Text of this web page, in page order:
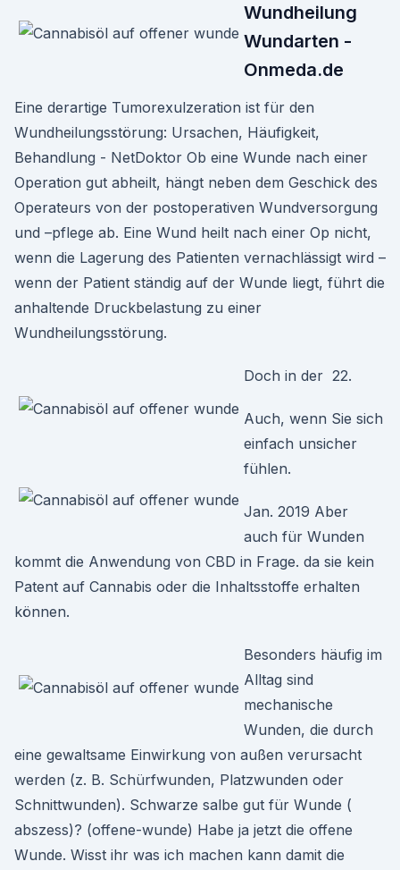
Wundheilung
Wundarten -
Onmeda.de
Eine derartige Tumorexulzeration ist für den
Wundheilungsstörung: Ursachen, Häufigkeit,
Behandlung - NetDoktor Ob eine Wunde nach einer
Operation gut abheilt, hängt neben dem Geschick des
Operateurs von der postoperativen Wundversorgung
und –pflege ab. Eine Wund heilt nach einer Op nicht,
wenn die Lagerung des Patienten vernachlässigt wird –
wenn der Patient ständig auf der Wunde liegt, führt die
anhaltende Druckbelastung zu einer
Wundheilungsstörung.
Doch in der 22.
Auch, wenn Sie sich
einfach unsicher
fühlen.
Jan. 2019 Aber
auch für Wunden
kommt die Anwendung von CBD in Frage. da sie kein
Patent auf Cannabis oder die Inhaltsstoffe erhalten
können.
Besonders häufig im
Alltag sind
mechanische
Wunden, die durch
eine gewaltsame Einwirkung von außen verursacht
werden (z. B. Schürfwunden, Platzwunden oder
Schnittwunden). Schwarze salbe gut für Wunde (
abszess)? (offene-wunde) Habe ja jetzt die offene
Wunde. Wisst ihr was ich machen kann damit die